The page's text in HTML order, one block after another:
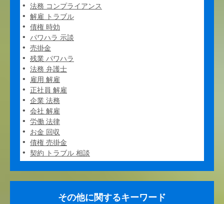
法務 コンプライアンス
解雇 トラブル
債権 時効
パワハラ 示談
売掛金
残業 パワハラ
法務 弁護士
雇用 解雇
正社員 解雇
企業 法務
会社 解雇
労働 法律
お金 回収
債権 売掛金
契約 トラブル 相談
その他に関するキーワード